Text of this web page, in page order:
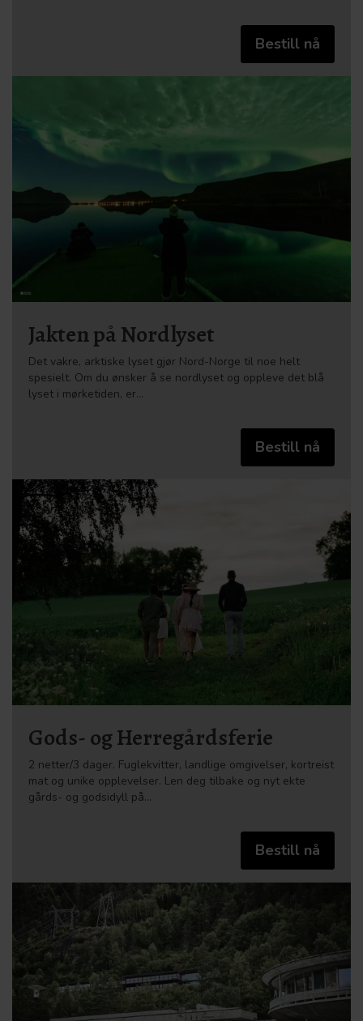
Bestill nå
Jakten på Nordlyset
Det vakre, arktiske lyset gjør Nord-Norge til noe helt
spesielt. Om du ønsker å se nordlyset og oppleve det blå
lyset i mørketiden, er…
Bestill nå
Gods- og Herregårdsferie
2 netter/3 dager. Fuglekvitter, landlige omgivelser, kortreist
mat og unike opplevelser. Len deg tilbake og nyt ekte
gårds- og godsidyll på…
Bestill nå